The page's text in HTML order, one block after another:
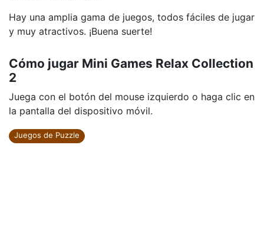
Hay una amplia gama de juegos, todos fáciles de jugar
y muy atractivos. ¡Buena suerte!
Cómo jugar Mini Games Relax Collection
2
Juega con el botón del mouse izquierdo o haga clic en
la pantalla del dispositivo móvil.
Juegos de Puzzle